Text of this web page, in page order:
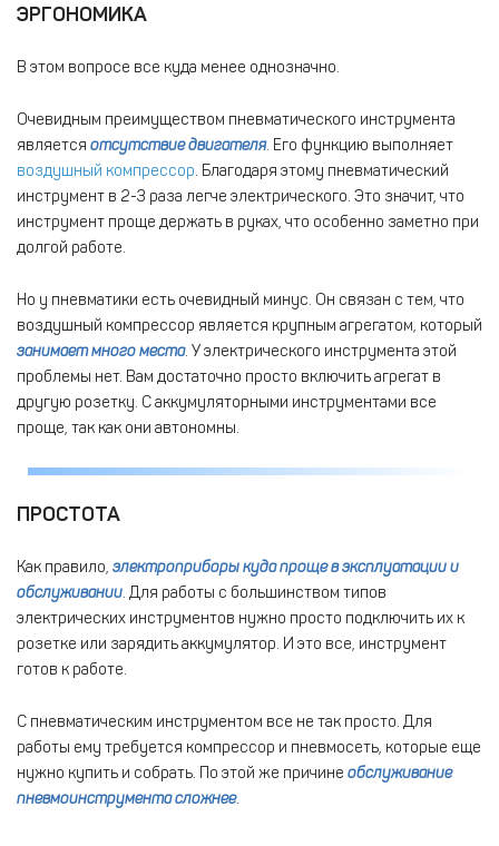
ЭРГОНОМИКА
В этом вопросе все куда менее однозначно.
Очевидным преимуществом пневматического инструмента
является отсутствие двигателя. Его функцию выполняет
воздушный компрессор. Благодаря этому пневматический
инструмент в 2-3 раза легче электрического. Это значит, что
инструмент проще держать в руках, что особенно заметно при
долгой работе.
Но у пневматики есть очевидный минус. Он связан с тем, что
воздушный компрессор является крупным агрегатом, который
занимает много места. У электрического инструмента этой
проблемы нет. Вам достаточно просто включить агрегат в
другую розетку. С аккумуляторными инструментами все
проще, так как они автономны.
ПРОСТОТА
Как правило, электроприборы куда проще в эксплуатации и
обслуживании. Для работы с большинством типов
электрических инструментов нужно просто подключить их к
розетке или зарядить аккумулятор. И это все, инструмент
готов к работе.
С пневматическим инструментом все не так просто. Для
работы ему требуется компрессор и пневмосеть, которые еще
нужно купить и собрать. По этой же причине обслуживание
пневмоинструмента сложнее.